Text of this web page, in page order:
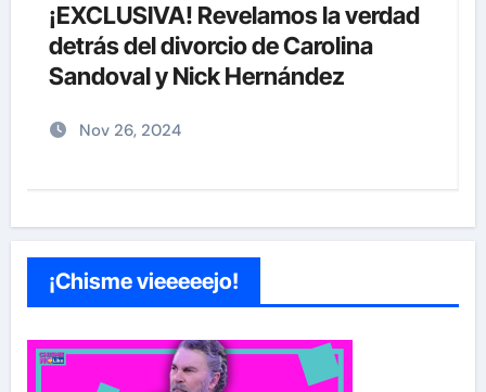
¡EXCLUSIVA! Revelamos la verdad
detrás del divorcio de Carolina
Sandoval y Nick Hernández
Nov 26, 2024
¡Chisme vieeeeejo!